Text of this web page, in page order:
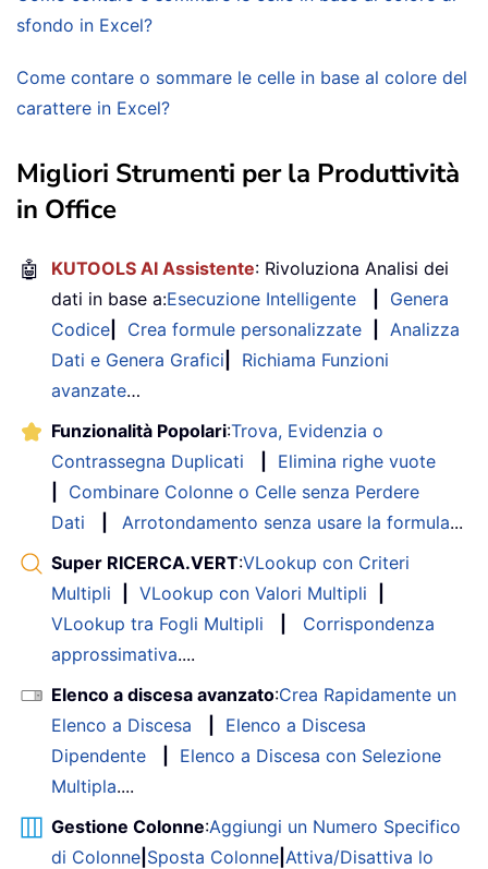
sfondo in Excel?
Come contare o sommare le celle in base al colore del
carattere in Excel?
Migliori Strumenti per la Produttività
in Office
🤖 KUTOOLS AI Assistente: Rivoluziona Analisi dei
dati in base a:Esecuzione Intelligente
Genera
Codice
Crea formule personalizzate
Analizza
Dati e Genera Grafici
Richiama Funzioni
avanzate…
Funzionalità Popolari:Trova, Evidenzia o
Contrassegna Duplicati
Elimina righe vuote
Combinare Colonne o Celle senza Perdere
Dati
Arrotondamento senza usare la formula...
Super RICERCA.VERT:VLookup con Criteri
Multipli
VLookup con Valori Multipli
VLookup tra Fogli Multipli
Corrispondenza
approssimativa....
Elenco a discesa avanzato:Crea Rapidamente un
Elenco a Discesa
Elenco a Discesa
Dipendente
Elenco a Discesa con Selezione
Multipla....
Gestione Colonne:Aggiungi un Numero Specifico
di Colonne Sposta Colonne Attiva/Disattiva lo